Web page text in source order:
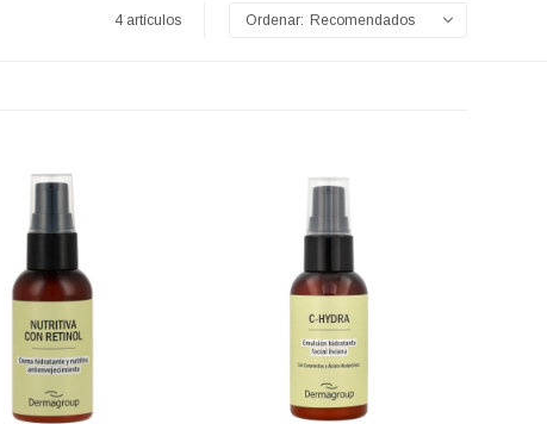
4 artículos Recomendados